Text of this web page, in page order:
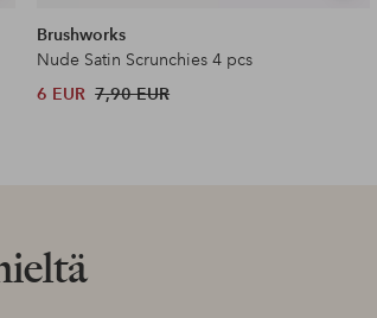
Brushworks
Nude Satin Scrunchies 4 pcs
6 EUR 7,90 EUR